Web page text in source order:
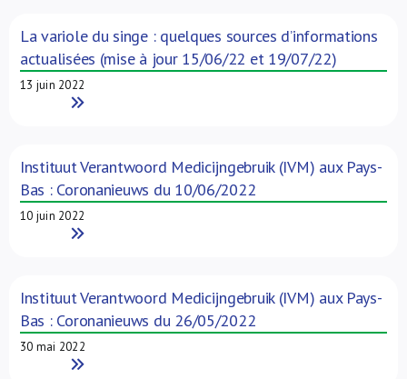
La variole du singe : quelques sources d’informations
actualisées (mise à jour 15/06/22 et 19/07/22)
13 juin 2022
Read More
Instituut Verantwoord Medicijngebruik (IVM) aux Pays-
Bas : Coronanieuws du 10/06/2022
10 juin 2022
Read More
Instituut Verantwoord Medicijngebruik (IVM) aux Pays-
Bas : Coronanieuws du 26/05/2022
30 mai 2022
Read More